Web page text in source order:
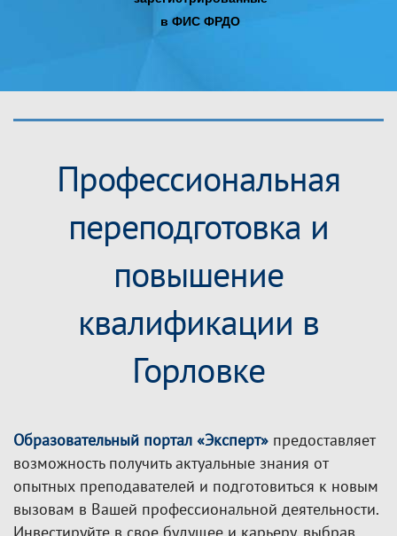
в ФИС ФРДО
Профессиональная
переподготовка и
повышение
квалификации в
Горловке
Образовательный портал «Эксперт» предоставляет
возможность получить актуальные знания от
опытных преподавателей и подготовиться к новым
вызовам в Вашей профессиональной деятельности.
Инвестируйте в свое будущее и карьеру, выбрав